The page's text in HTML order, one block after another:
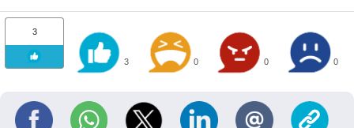
3
3 0 0 0